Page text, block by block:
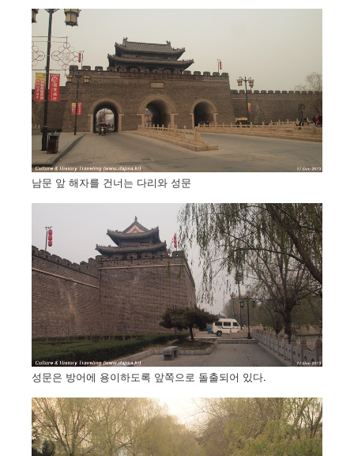
남문 앞 해자를 건너는 다리와 성문
성문은 방어에 용이하도록 앞쪽으로 돌출되어 있다.